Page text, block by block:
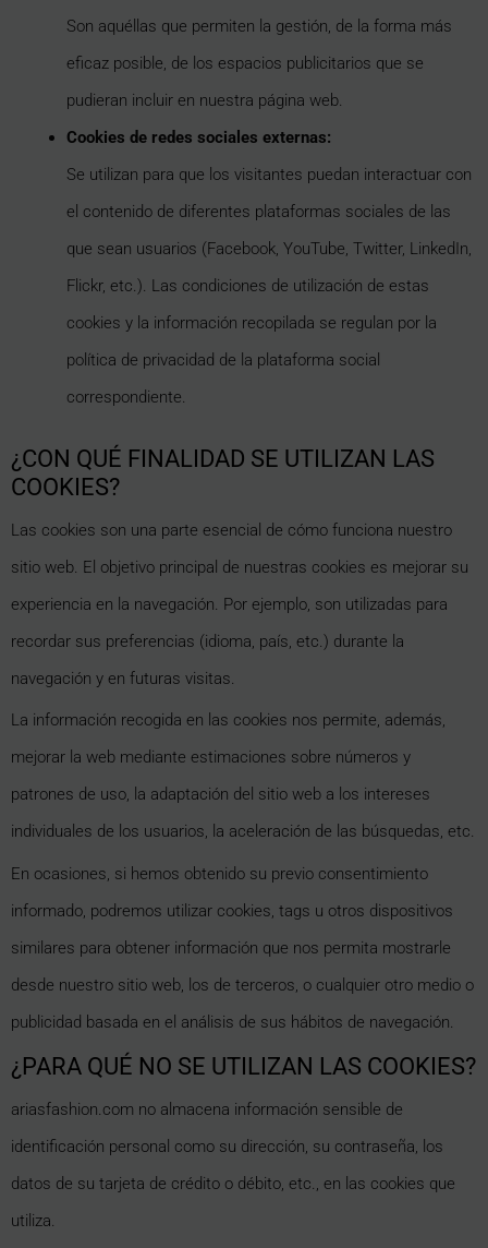
Son aquéllas que permiten la gestión, de la forma más
eficaz posible, de los espacios publicitarios que se
pudieran incluir en nuestra página web.
Cookies de redes sociales externas:
Se utilizan para que los visitantes puedan interactuar con
el contenido de diferentes plataformas sociales de las
que sean usuarios (Facebook, YouTube, Twitter, LinkedIn,
Flickr, etc.). Las condiciones de utilización de estas
cookies y la información recopilada se regulan por la
política de privacidad de la plataforma social
correspondiente.
¿CON QUÉ FINALIDAD SE UTILIZAN LAS
COOKIES?
Las cookies son una parte esencial de cómo funciona nuestro
sitio web. El objetivo principal de nuestras cookies es mejorar su
experiencia en la navegación. Por ejemplo, son utilizadas para
recordar sus preferencias (idioma, país, etc.) durante la
navegación y en futuras visitas.
La información recogida en las cookies nos permite, además,
mejorar la web mediante estimaciones sobre números y
patrones de uso, la adaptación del sitio web a los intereses
individuales de los usuarios, la aceleración de las búsquedas, etc.
En ocasiones, si hemos obtenido su previo consentimiento
informado, podremos utilizar cookies, tags u otros dispositivos
similares para obtener información que nos permita mostrarle
desde nuestro sitio web, los de terceros, o cualquier otro medio o
publicidad basada en el análisis de sus hábitos de navegación.
¿PARA QUÉ NO SE UTILIZAN LAS COOKIES?
ariasfashion.com no almacena información sensible de
identificación personal como su dirección, su contraseña, los
datos de su tarjeta de crédito o débito, etc., en las cookies que
utiliza.